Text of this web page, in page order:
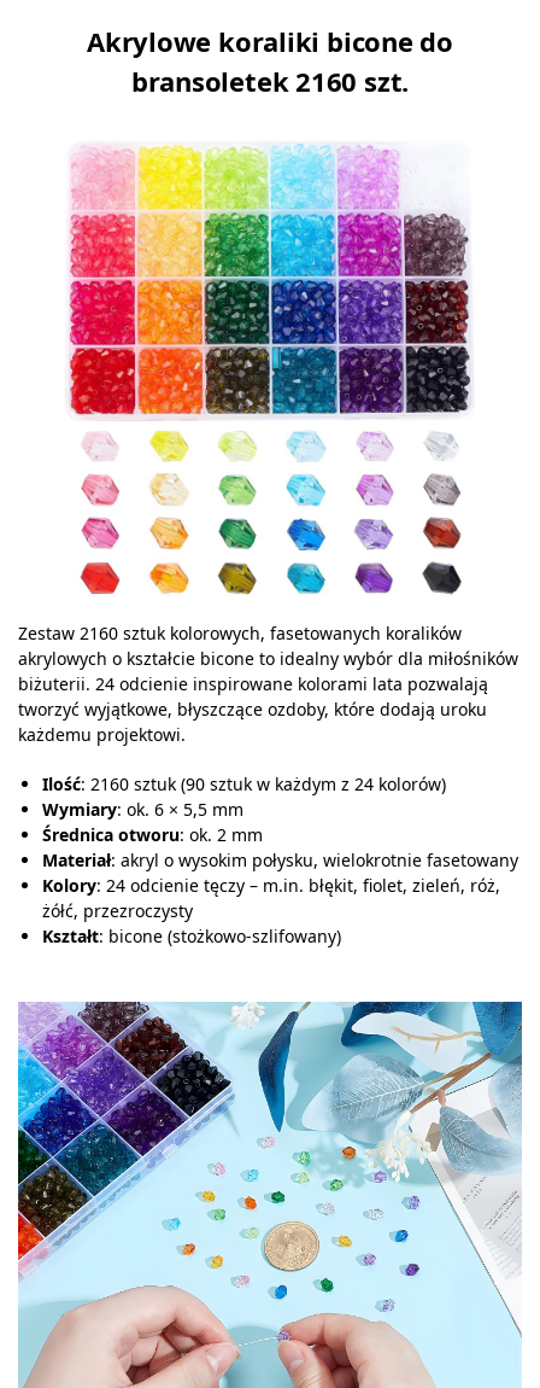
Akrylowe koraliki bicone do
bransoletek 2160 szt.
Zestaw 2160 sztuk kolorowych, fasetowanych koralików
akrylowych o kształcie bicone to idealny wybór dla miłośników
biżuterii. 24 odcienie inspirowane kolorami lata pozwalają
tworzyć wyjątkowe, błyszczące ozdoby, które dodają uroku
każdemu projektowi.
Ilość: 2160 sztuk (90 sztuk w każdym z 24 kolorów)
Wymiary: ok. 6 × 5,5 mm
Średnica otworu: ok. 2 mm
Materiał: akryl o wysokim połysku, wielokrotnie fasetowany
Kolory: 24 odcienie tęczy – m.in. błękit, fiolet, zieleń, róż,
żółć, przezroczysty
Kształt: bicone (stożkowo-szlifowany)